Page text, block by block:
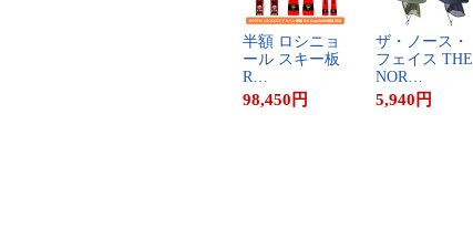
半​額​ ​ロ​シ​ニ​ョ​
ー​ル​ ​ス​キ​ー​板​ ​
R​…
98,450 円
ザ​・​ノ​ー​ス​・​
フ​ェ​イ​ス​ ​T​H​E​ ​
N​O​R​…
5,940 円